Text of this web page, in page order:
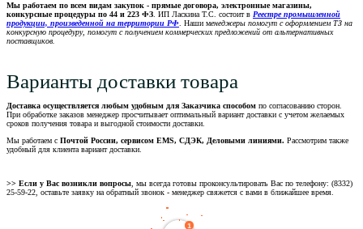
Мы работаем по всем видам закупок - прямые договора, электронные магазины,
конкурсные процедуры по 44 и 223 ФЗ. ИП Ласкина Т.С. состоит в Реестре промышленной
продукции, произведенной на территории РФ. Наши менеджеры помогут с оформлением ТЗ на
конкурсную процедуру, помогут с получением коммерческих предложений от альтернативных
поставщиков.
Варианты доставки товара
Доставка осуществляется любым удобным для Заказчика способом по согласованию сторон.
При обработке заказов менеджер просчитывает оптимальный вариант доставки с учетом желаемых
сроков получения товара и выгодной стоимости доставки.
Мы работаем с Почтой России, сервисом EMS, СДЭК, Деловыми линиями. Рассмотрим также
удобный для клиента вариант доставки.
>> Если у Вас возникли вопросы, мы всегда готовы проконсультировать Вас по телефону: (8332)
25-59-22, оставьте заявку на обратный звонок - менеджер свяжется с вами в ближайшее время.